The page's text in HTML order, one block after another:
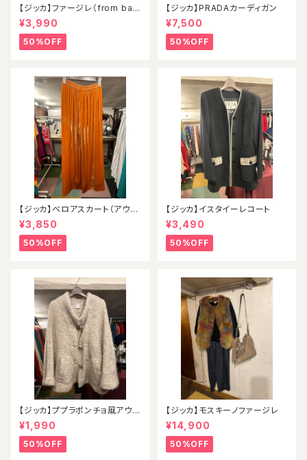
【ジッカ】ファージレ（from ball
oon）
¥3,990
50%OFF
【ジッカ】PRADAカーディガン
¥7,500
50%OFF
【ジッカ】ベロアスカート（アウト
レット）
¥3,850
50%OFF
【ジッカ】イスタイーレコート
¥3,490
50%OFF
【ジッカ】ププラポンチョ風アウタ
ー
¥1,990
50%OFF
【ジッカ】モスキーノファージレ
¥14,900
50%OFF